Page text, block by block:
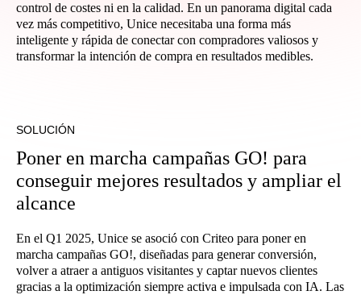
control de costes ni en la calidad. En un panorama digital cada
vez más competitivo, Unice necesitaba una forma más
inteligente y rápida de conectar con compradores valiosos y
transformar la intención de compra en resultados medibles.
SOLUCIÓN
Poner en marcha campañas GO! para
conseguir mejores resultados y ampliar el
alcance
En el Q1 2025, Unice se asoció con Criteo para poner en
marcha campañas GO!, diseñadas para generar conversión,
volver a atraer a antiguos visitantes y captar nuevos clientes
gracias a la optimización siempre activa e impulsada con IA. Las